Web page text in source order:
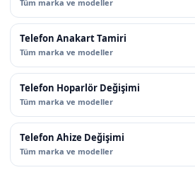
Tüm marka ve modeller
Telefon Anakart Tamiri
Tüm marka ve modeller
Telefon Hoparlör Değişimi
Tüm marka ve modeller
Telefon Ahize Değişimi
Tüm marka ve modeller